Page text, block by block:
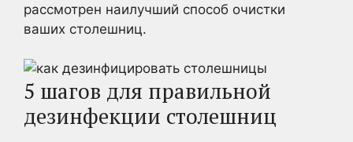
рассмотрен наилучший способ очистки
ваших столешниц.
5 шагов для правильной
дезинфекции столешниц